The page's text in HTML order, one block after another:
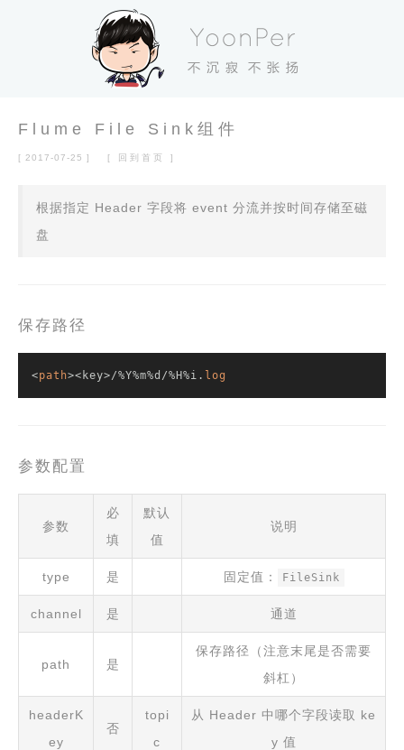
Flume File Sink组件
[ 2017-07-25 ] [ 回到首页 ]
根据指定 Header 字段将 event 分流并按时间存储至磁
盘
保存路径
<path><key>/%Y%m%d/%H%i. log
参数配置
参数
必
填
默认
值
说明
type 是 固定值： FileSink
channel 是 通道
path 是
保存路径（注意末尾是否需要
斜杠）
headerK
ey
否
topi
c
从 Header 中哪个字段读取 ke
y 值